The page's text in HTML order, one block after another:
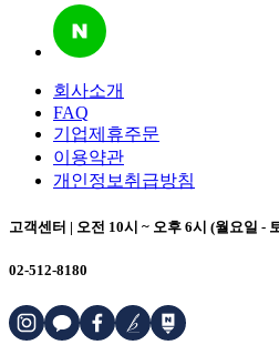
회사소개
FAQ
기업제휴주문
이용약관
개인정보취급방침
고객센터 | 오전 10시 ~ 오후 6시 (월요일 -
02-512-8180